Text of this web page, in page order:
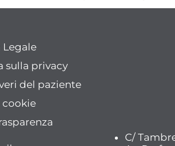
Legale
sulla privacy
del paziente
cookie
C/